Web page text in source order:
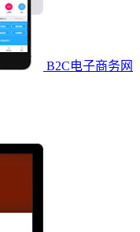
B2C电子商务网